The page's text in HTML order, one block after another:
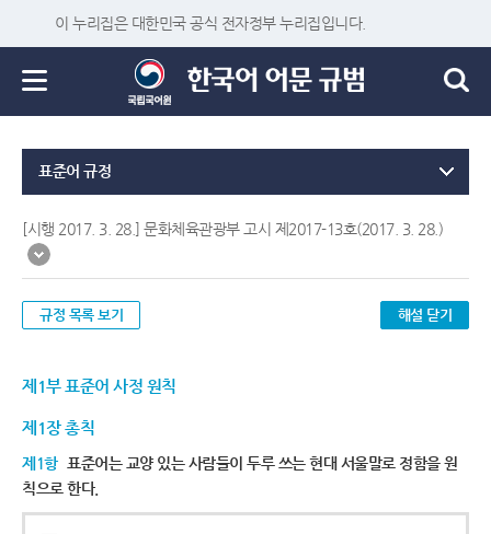
이 누리집은 대한민국 공식 전자정부 누리집입니다.
표준어 규정
[시행 2017. 3. 28.] 문화체육관광부 고시 제2017-13호(2017. 3. 28.)
규정 목록 보기 해설 닫기
제1부 표준어 사정 원칙
제1장 총칙
제1항 표준어는 교양 있는 사람들이 두루 쓰는 현대 서울말로 정함을 원
칙으로 한다.